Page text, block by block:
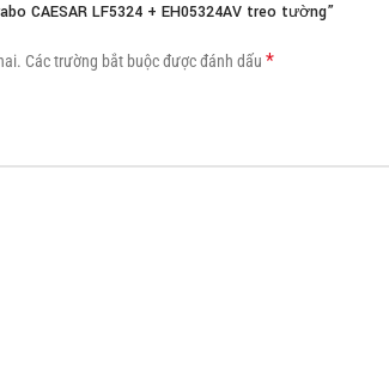
CAESAR LF5324 + EH05324AV treo tường”
Các trường bắt buộc được đánh dấu *